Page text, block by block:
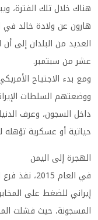
هناك خلال تلك الفترة،
هارون عن ولادة خالد في
العديد من البلدان إلى
عشر من سبتمبر.
ومع بدء الاجتياح
ووضعتهم السلطات
داخل السجون، وعرف
حياتية أو عسكرية
الهجرة إلى اليمن
في العام
إيراني للضغط على
المسجونة، حيث فشلت